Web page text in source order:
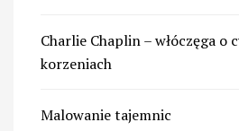
Charlie Chaplin – włóczęga o
korzeniach
Malowanie tajemnic